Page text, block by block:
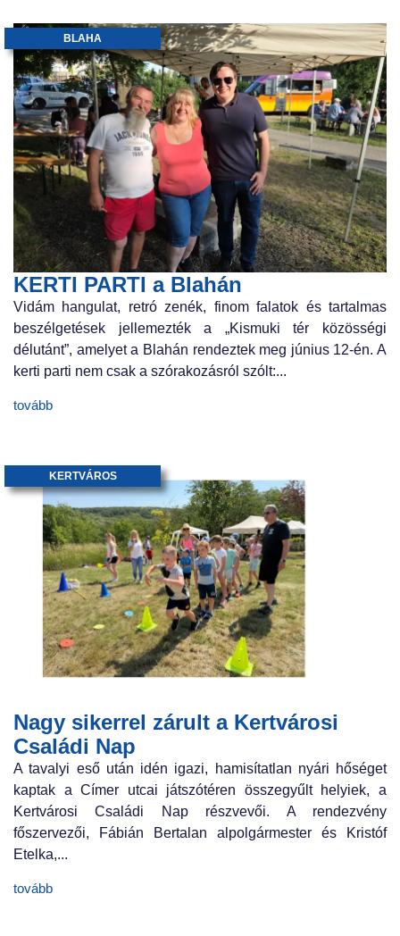
KERTI PARTI a Blahán
BLAHA
Vidám hangulat, retró zenék, finom falatok és tartalmas
beszélgetések jellemezték a „Kismuki tér közösségi
délutánt”, amelyet a Blahán rendeztek meg június 12-én. A
kerti parti nem csak a szórakozásról szólt:...
tovább
Nagy sikerrel zárult a Kertvárosi
Családi Nap
KERTVÁROS
A tavalyi eső után idén igazi, hamisítatlan nyári hőséget
kaptak a Címer utcai játszótéren összegyűlt helyiek, a
Kertvárosi Családi Nap részvevői. A rendezvény
főszervezői, Fábián Bertalan alpolgármester és Kristóf
Etelka,...
tovább